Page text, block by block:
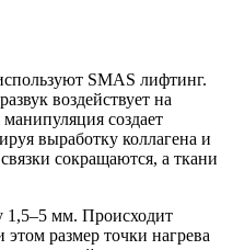
SMAS лифтинг.
воздействует на
создает
выработку коллагена и
сокращаются, а ткани
1,5–5 мм. Происходит
размер точки нагрева